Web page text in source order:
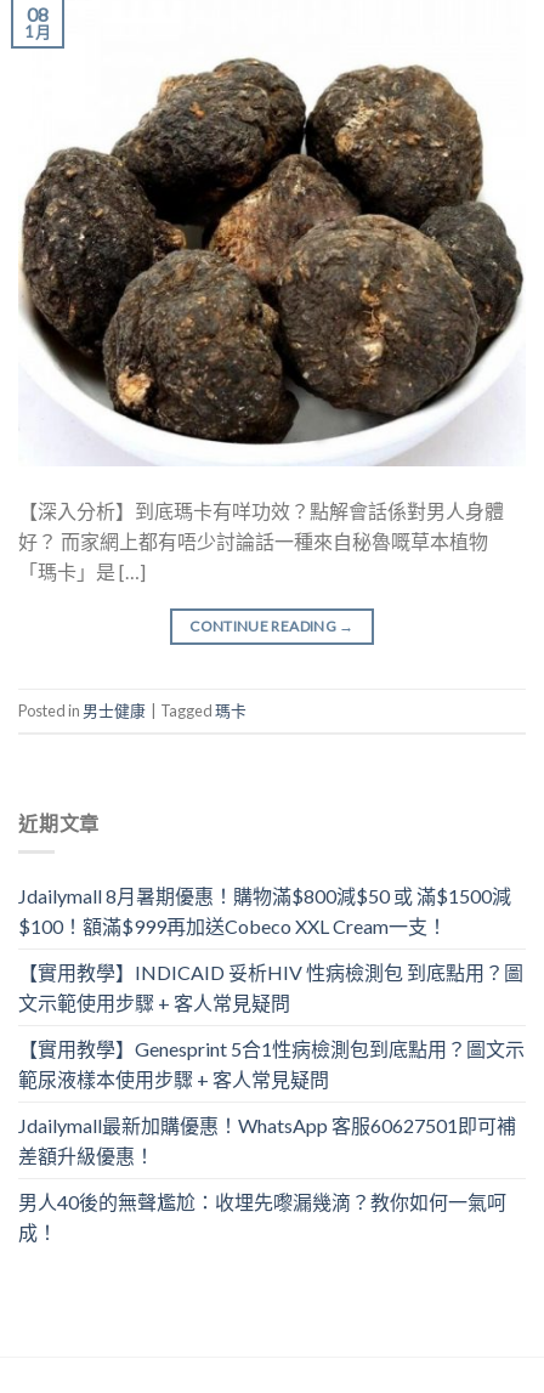
08
1 月
【深入分析】到底瑪卡有咩功效？點解會話係對男人身體
好？ 而家網上都有唔少討論話一種來自秘魯嘅草本植物
「瑪卡」是 […]
CONTINUE READING →
Posted in 男士健康 Tagged瑪卡
近期文章
Jdailymall 8月暑期優惠！購物滿$800減$50 或 滿$1500減
$100！額滿$999再加送Cobeco XXL Cream一支！
【實用教學】INDICAID 妥析HIV 性病檢測包 到底點用？圖
文示範使用步驟 + 客人常見疑問
【實用教學】Genesprint 5合1性病檢測包到底點用？圖文示
範尿液樣本使用步驟 + 客人常見疑問
Jdailymall最新加購優惠！WhatsApp 客服60627501即可補
差額升級優惠！
男人40後的無聲尷尬：收埋先嚟漏幾滴？教你如何一氣呵
成！